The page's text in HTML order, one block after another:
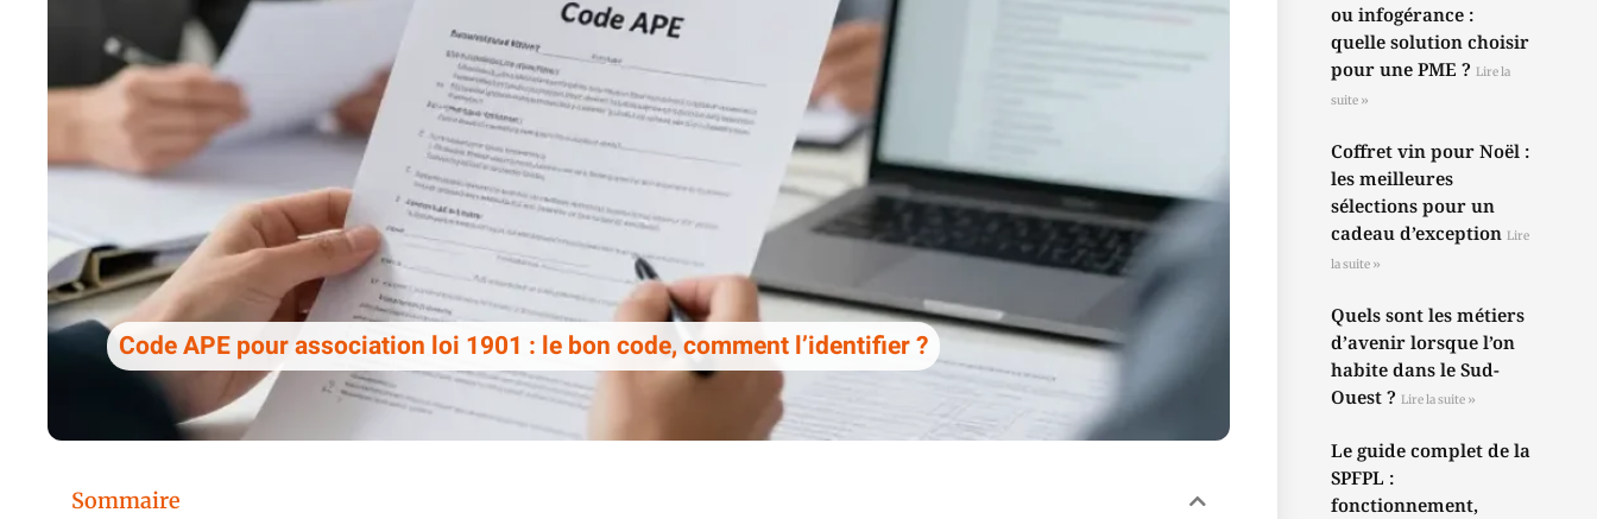
Code APE pour association loi 1901 : le bon code, comment l’identifier ?
Sommaire
ou infogérance :
quelle solution choisir
pour une PME ?Lire la
suite »
Coffret vin pour Noël :
les meilleures
sélections pour un
cadeau d’exceptionLire
la suite »
Quels sont les métiers
d’avenir lorsque l’on
habite dans le Sud-
Ouest ?Lire la suite »
Le guide complet de la
SPFPL :
fonctionnement,